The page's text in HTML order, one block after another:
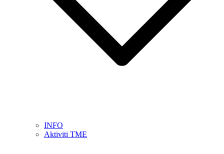
INFO
Aktiviti TME